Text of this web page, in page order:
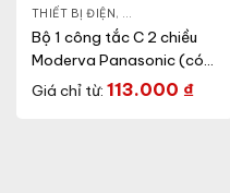
THIẾT BỊ ĐIỆN , CÔNG TẮC Ổ CẮM
Bộ 1 công tắc C 2 chiều
Moderva Panasonic (có
chỉ báo)
Giá chỉ từ: 113.000 ₫